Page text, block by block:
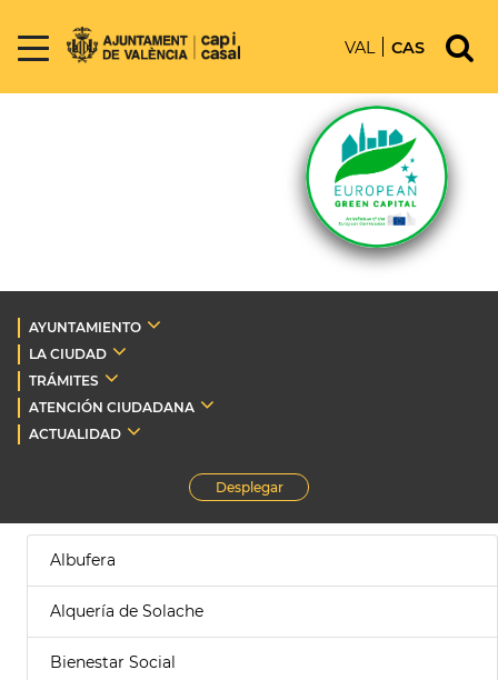
VAL CAS
AYUNTAMIENTO
LA CIUDAD
TRÁMITES
ATENCIÓN CIUDADANA
ACTUALIDAD
Desplegar
Albufera
Alquería de Solache
Bienestar Social